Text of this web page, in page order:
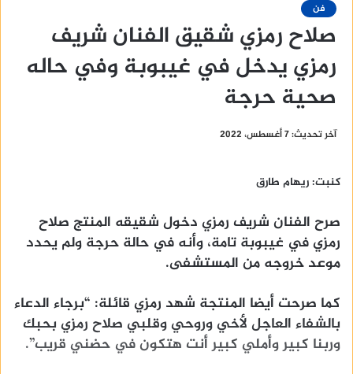
فن
صلاح رمزي شقيق الفنان شريف
رمزي يدخل في غيبوبة وفي حاله
صحية حرجة
آخر تحديث: 7 أغسطس، 2022
كنبت: ريهام طارق
صرح الفنان شريف رمزي دخول شقيقه المنتج صلاح
رمزي في غيبوبة تامة، وأنه في حالة حرجة ولم يحدد
موعد خروجه من المستشفى.
كما صرحت أيضا المنتجة شهد رمزي قائلة: “برجاء الدعاء
بالشفاء العاجل لأخي وروحي وقلبي صلاح رمزي بحبك
وربنا كبير وأملي كبير أنت هتكون في حضني قريب”.